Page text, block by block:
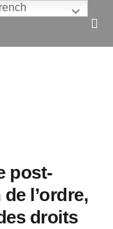
To Build
post-
l’ordre,
droits